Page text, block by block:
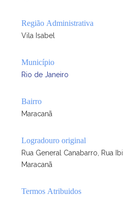
Região Administrativa
Vila Isabel
Município
Rio de Janeiro
Bairro
Maracanã
Logradouro original
Rua General Canabarro, Rua
Maracanã
Termos Atribuidos